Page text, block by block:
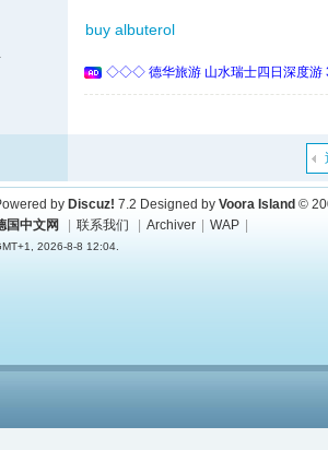
buy albuterol
◇◇◇ 德华旅游 山水瑞士四日深度
by Discuz! 7.2 Designed by Voora Island ©
国中文网
联系我们 Archiver WAP
2026-8-8 12:04.